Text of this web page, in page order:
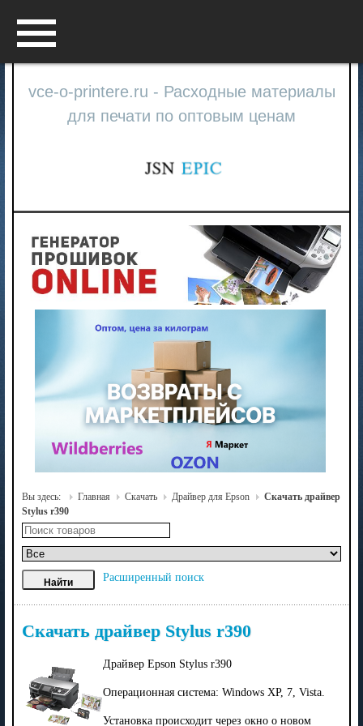
vce-o-printere.ru - Расходные материалы
для печати по оптовым ценам
Вы здесь: Главная Скачать Драйвер для Epson
Скачать драйвер
Stylus r390
Расширенный поиск
Скачать драйвер Stylus r390
Драйвер Epson Stylus r390
Операционная система: Windows XP, 7, Vista.
Установка происходит через окно о новом